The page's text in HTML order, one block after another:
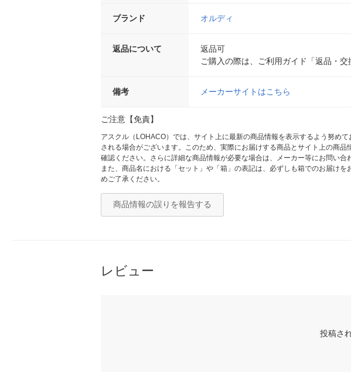
ブランド オルディ
返品について
返品可
ご購入の際は、ご利用ガイド「返品・
備考 メーカーサイトはこちら
ご注意【免責】
アスクル（LOHACO）では、サイト上に最新の商品情報を表示するよう努め
される場合がございます。このため、実際にお届けする商品とサイト上の商
確認ください。さらに詳細な商品情報が必要な場合は、メーカー等にお問い合
また、商品名における「セット」や「箱」の表記は、必ずしも箱でのお届け
めご了承ください。
商品情報の誤りを報告する
レビュー
投稿さ